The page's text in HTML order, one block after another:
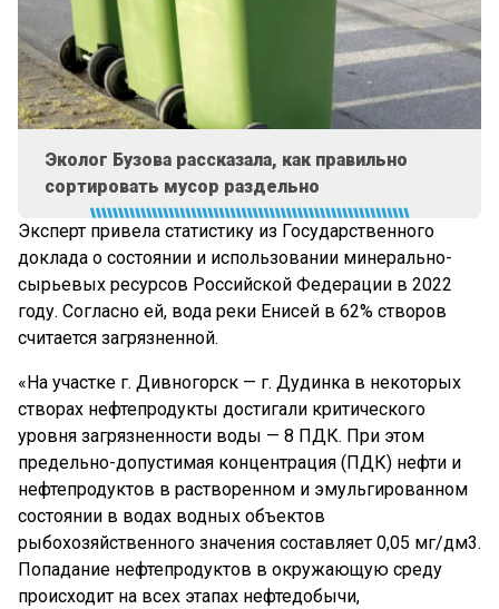
Эколог Бузова рассказала, как правильно
сортировать мусор раздельно
Эксперт привела статистику из Государственного
доклада о состоянии и использовании минерально-
сырьевых ресурсов Российской Федерации в 2022
году. Согласно ей, вода реки Енисей в 62% створов
считается загрязненной.
«На участке г. Дивногорск — г. Дудинка в некоторых
створах нефтепродукты достигали критического
уровня загрязненности воды — 8 ПДК. При этом
предельно-допустимая концентрация (ПДК) нефти и
нефтепродуктов в растворенном и эмульгированном
состоянии в водах водных объектов
рыбохозяйственного значения составляет 0,05 мг/дм3.
Попадание нефтепродуктов в окружающую среду
происходит на всех этапах нефтедобычи,